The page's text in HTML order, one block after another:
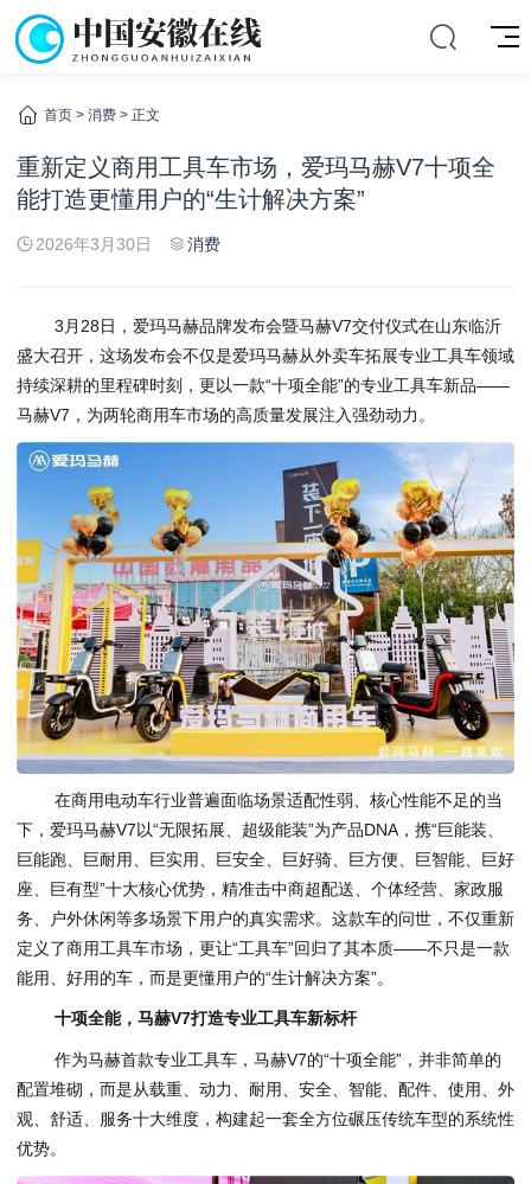
首页 > 消费 > 正文
重新定义商用工具车市场，爱玛马赫V7十项全
能打造更懂用户的“生计解决方案”
2026年3月30日 消费
3月28日，爱玛马赫品牌发布会暨马赫V7交付仪式在山东临沂
盛大召开，这场发布会不仅是爱玛马赫从外卖车拓展专业工具车领域
持续深耕的里程碑时刻，更以一款“十项全能”的专业工具车新品——
马赫V7，为两轮商用车市场的高质量发展注入强劲动力。
在商用电动车行业普遍面临场景适配性弱、核心性能不足的当
下，爱玛马赫V7以“无限拓展、超级能装”为产品DNA，携“巨能装、
巨能跑、巨耐用、巨实用、巨安全、巨好骑、巨方便、巨智能、巨好
座、巨有型”十大核心优势，精准击中商超配送、个体经营、家政服
务、户外休闲等多场景下用户的真实需求。这款车的问世，不仅重新
定义了商用工具车市场，更让“工具车”回归了其本质——不只是一款
能用、好用的车，而是更懂用户的“生计解决方案”。
十项全能，马赫V7打造专业工具车新标杆
作为马赫首款专业工具车，马赫V7的“十项全能”，并非简单的
配置堆砌，而是从载重、动力、耐用、安全、智能、配件、使用、外
观、舒适、服务十大维度，构建起一套全方位碾压传统车型的系统性
优势。